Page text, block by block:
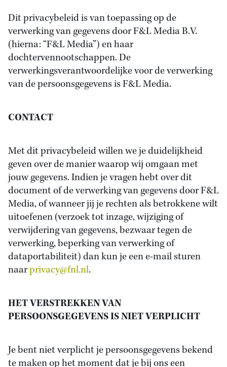
Dit privacybeleid is van toepassing op de
verwerking van gegevens door F&L Media B.V.
(hierna: “F&L Media”) en haar
dochtervennootschappen. De
verwerkingsverantwoordelijke voor de verwerking
van de persoonsgegevens is F&L Media.
CONTACT
Met dit privacybeleid willen we je duidelijkheid
geven over de manier waarop wij omgaan met
jouw gegevens. Indien je vragen hebt over dit
document of de verwerking van gegevens door F&L
Media, of wanneer jij je rechten als betrokkene wilt
uitoefenen (verzoek tot inzage, wijziging of
verwijdering van gegevens, bezwaar tegen de
verwerking, beperking van verwerking of
dataportabiliteit) dan kun je een e-mail sturen
naarprivacy@fnl.nl.
HET VERSTREKKEN VAN
PERSOONSGEGEVENS IS NIET VERPLICHT
Je bent niet verplicht je persoonsgegevens bekend
te maken op het moment dat je bij ons een